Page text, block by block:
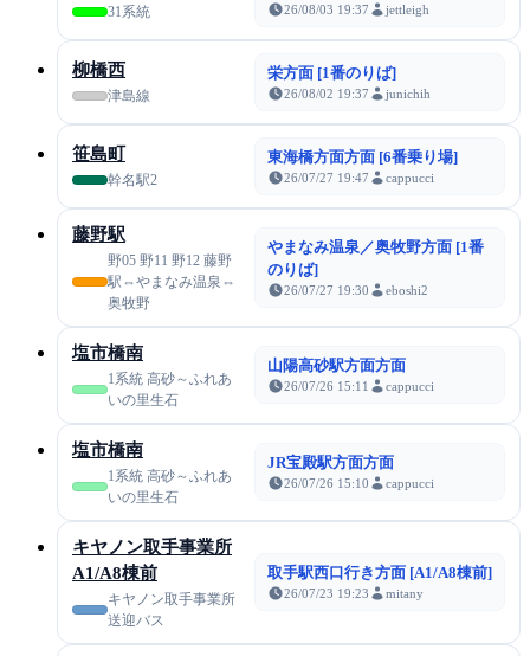
31系統 26/08/03 19:37 jettleigh
柳橋西
津島線
栄方面 [1番のりば]
26/08/02 19:37 junichih
笹島町
幹名駅2
東海橋方面方面 [6番乗り場]
26/07/27 19:47 cappucci
藤野駅
野05 野11 野12 藤野
駅⇔やまなみ温泉⇔
奥牧野
やまなみ温泉／奥牧野方面 [1番
のりば]
26/07/27 19:30 eboshi2
塩市橋南
1系統 高砂～ふれあ
いの里生石
山陽高砂駅方面方面
26/07/26 15:11 cappucci
塩市橋南
1系統 高砂～ふれあ
いの里生石
JR宝殿駅方面方面
26/07/26 15:10 cappucci
キヤノン取手事業所
A1/A8棟前
キヤノン取手事業所
送迎バス
取手駅西口行き方面 [A1/A8棟前]
26/07/23 19:23 mitany